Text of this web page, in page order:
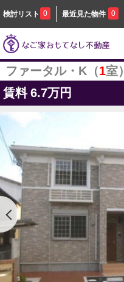
検討リスト 0 最近見た物件 0
ファータル・K（1室）
賃料 6.7万円